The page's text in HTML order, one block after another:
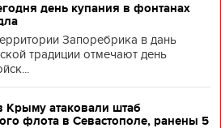
день купания в фонтанах
Запоребрика в дань
традиции отмечают день
Крыму атаковали штаб
флота в Севастополе, ранены 5